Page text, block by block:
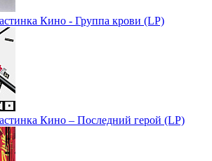
Кино - Группа крови (LP)
Кино – Последний герой (LP)